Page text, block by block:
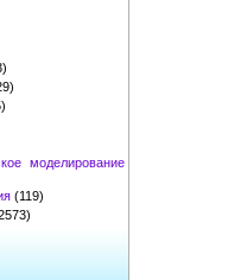
моделирование
(119)